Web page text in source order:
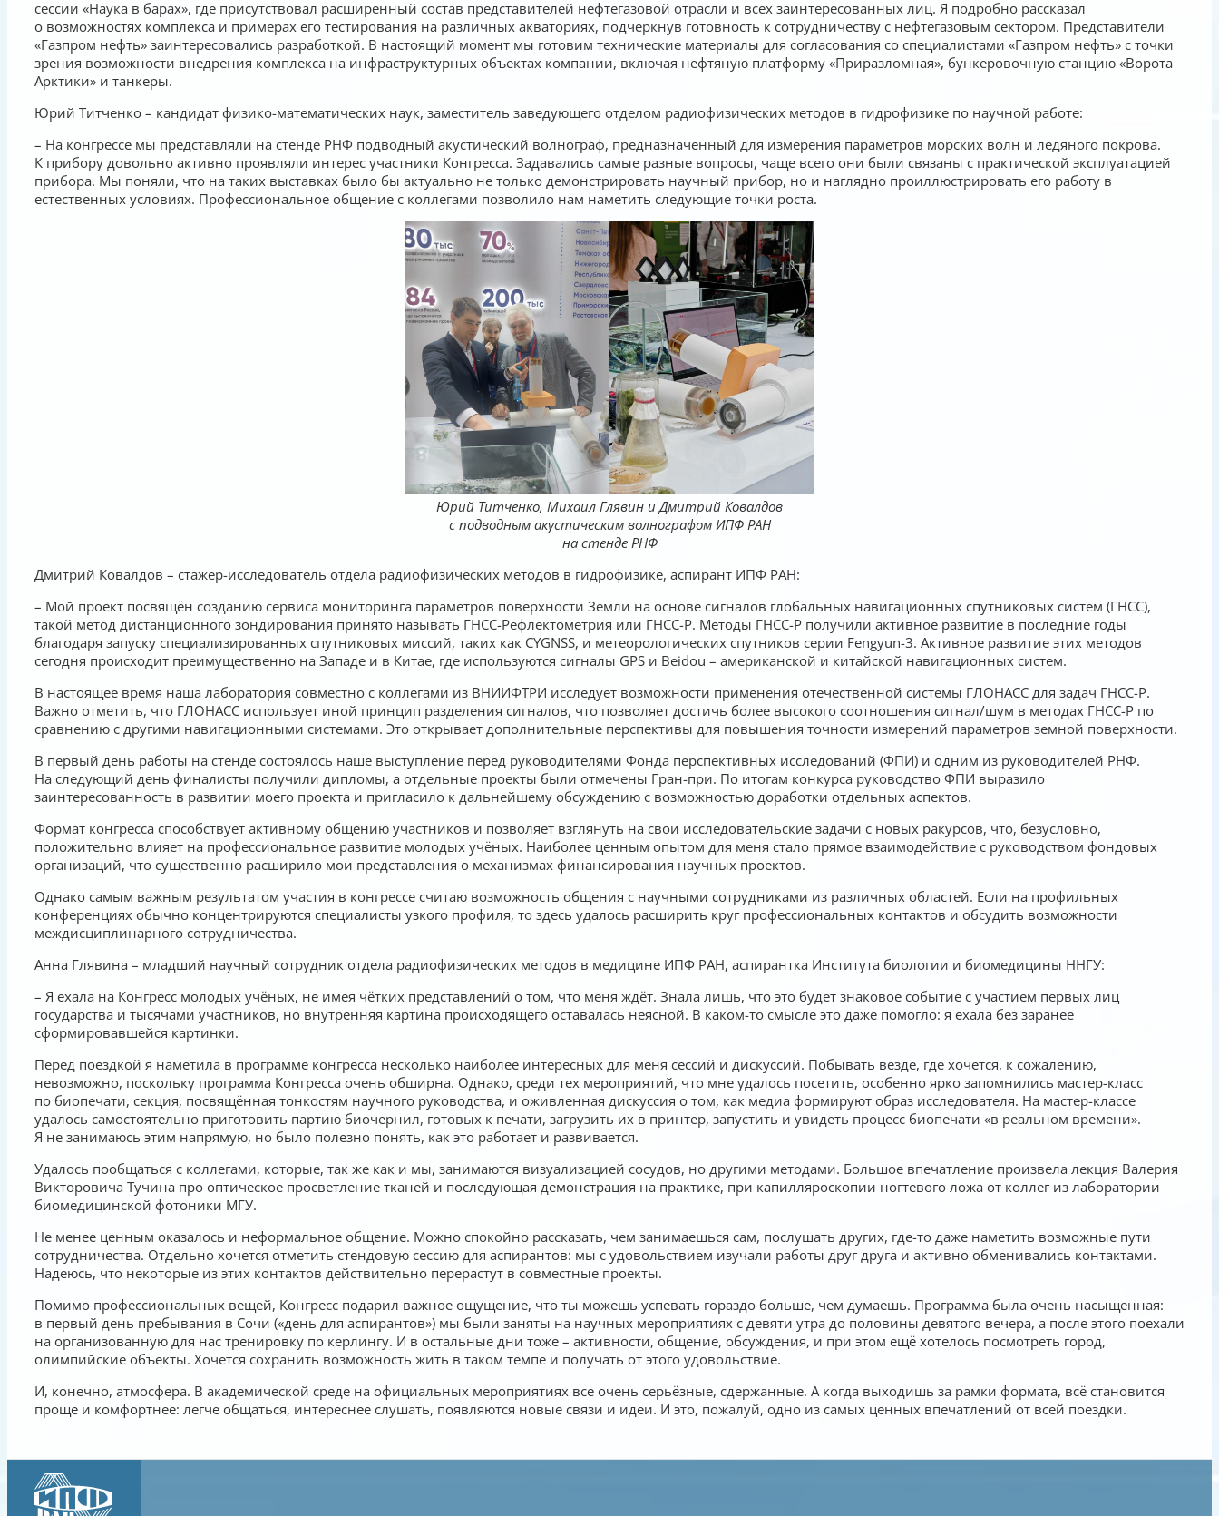
сессии «Наука в барах», где присутствовал расширенный состав представителей нефтегазовой отрасли и всех заинтересованных лиц. Я подробно рассказал
о возможностях комплекса и примерах его тестирования на различных акваториях, подчеркнув готовность к сотрудничеству с нефтегазовым сектором. Представители
«Газпром нефть» заинтересовались разработкой. В настоящий момент мы готовим технические материалы для согласования со специалистами «Газпром нефть» с точки
зрения возможности внедрения комплекса на инфраструктурных объектах компании, включая нефтяную платформу «Приразломная», бункеровочную станцию «Ворота
Арктики» и танкеры.
Юрий Титченко – кандидат физико-математических наук, заместитель заведующего отделом радиофизических методов в гидрофизике по научной работе:
– На конгрессе мы представляли на стенде РНФ подводный акустический волнограф, предназначенный для измерения параметров морских волн и ледяного покрова.
К прибору довольно активно проявляли интерес участники Конгресса. Задавались самые разные вопросы, чаще всего они были связаны с практической эксплуатацией
прибора. Мы поняли, что на таких выставках было бы актуально не только демонстрировать научный прибор, но и наглядно проиллюстрировать его работу в
естественных условиях. Профессиональное общение с коллегами позволило нам наметить следующие точки роста.
Юрий Титченко, Михаил Глявин и Дмитрий Ковалдов
с подводным акустическим волнографом ИПФ РАН
на стенде РНФ
Дмитрий Ковалдов – стажер-исследователь отдела радиофизических методов в гидрофизике, аспирант ИПФ РАН:
– Мой проект посвящён созданию сервиса мониторинга параметров поверхности Земли на основе сигналов глобальных навигационных спутниковых систем (ГНСС),
такой метод дистанционного зондирования принято называть ГНСС-Рефлектометрия или ГНСС-Р. Методы ГНСС-Р получили активное развитие в последние годы
благодаря запуску специализированных спутниковых миссий, таких как CYGNSS, и метеорологических спутников серии Fengyun-3. Активное развитие этих методов
сегодня происходит преимущественно на Западе и в Китае, где используются сигналы GPS и Beidou – американской и китайской навигационных систем.
В настоящее время наша лаборатория совместно с коллегами из ВНИИФТРИ исследует возможности применения отечественной системы ГЛОНАСС для задач ГНСС-Р.
Важно отметить, что ГЛОНАСС использует иной принцип разделения сигналов, что позволяет достичь более высокого соотношения сигнал/шум в методах ГНСС-Р по
сравнению с другими навигационными системами. Это открывает дополнительные перспективы для повышения точности измерений параметров земной поверхности.
В первый день работы на стенде состоялось наше выступление перед руководителями Фонда перспективных исследований (ФПИ) и одним из руководителей РНФ.
На следующий день финалисты получили дипломы, а отдельные проекты были отмечены Гран-при. По итогам конкурса руководство ФПИ выразило
заинтересованность в развитии моего проекта и пригласило к дальнейшему обсуждению с возможностью доработки отдельных аспектов.
Формат конгресса способствует активному общению участников и позволяет взглянуть на свои исследовательские задачи с новых ракурсов, что, безусловно,
положительно влияет на профессиональное развитие молодых учёных. Наиболее ценным опытом для меня стало прямое взаимодействие с руководством фондовых
организаций, что существенно расширило мои представления о механизмах финансирования научных проектов.
Однако самым важным результатом участия в конгрессе считаю возможность общения с научными сотрудниками из различных областей. Если на профильных
конференциях обычно концентрируются специалисты узкого профиля, то здесь удалось расширить круг профессиональных контактов и обсудить возможности
междисциплинарного сотрудничества.
Анна Глявина – младший научный сотрудник отдела радиофизических методов в медицине ИПФ РАН, аспирантка Института биологии и биомедицины ННГУ:
– Я ехала на Конгресс молодых учёных, не имея чётких представлений о том, что меня ждёт. Знала лишь, что это будет знаковое событие с участием первых лиц
государства и тысячами участников, но внутренняя картина происходящего оставалась неясной. В каком-то смысле это даже помогло: я ехала без заранее
сформировавшейся картинки.
Перед поездкой я наметила в программе конгресса несколько наиболее интересных для меня сессий и дискуссий. Побывать везде, где хочется, к сожалению,
невозможно, поскольку программа Конгресса очень обширна. Однако, среди тех мероприятий, что мне удалось посетить, особенно ярко запомнились мастер-класс
по биопечати, секция, посвящённая тонкостям научного руководства, и оживленная дискуссия о том, как медиа формируют образ исследователя. На мастер-классе
удалось самостоятельно приготовить партию биочернил, готовых к печати, загрузить их в принтер, запустить и увидеть процесс биопечати «в реальном времени».
Я не занимаюсь этим напрямую, но было полезно понять, как это работает и развивается.
Удалось пообщаться с коллегами, которые, так же как и мы, занимаются визуализацией сосудов, но другими методами. Большое впечатление произвела лекция Валерия
Викторовича Тучина про оптическое просветление тканей и последующая демонстрация на практике, при капилляроскопии ногтевого ложа от коллег из лаборатории
биомедицинской фотоники МГУ.
Не менее ценным оказалось и неформальное общение. Можно спокойно рассказать, чем занимаешься сам, послушать других, где-то даже наметить возможные пути
сотрудничества. Отдельно хочется отметить стендовую сессию для аспирантов: мы с удовольствием изучали работы друг друга и активно обменивались контактами.
Надеюсь, что некоторые из этих контактов действительно перерастут в совместные проекты.
Помимо профессиональных вещей, Конгресс подарил важное ощущение, что ты можешь успевать гораздо больше, чем думаешь. Программа была очень насыщенная:
в первый день пребывания в Сочи («день для аспирантов») мы были заняты на научных мероприятиях с девяти утра до половины девятого вечера, а после этого поехали
на организованную для нас тренировку по керлингу. И в остальные дни тоже – активности, общение, обсуждения, и при этом ещё хотелось посмотреть город,
олимпийские объекты. Хочется сохранить возможность жить в таком темпе и получать от этого удовольствие.
И, конечно, атмосфера. В академической среде на официальных мероприятиях все очень серьёзные, сдержанные. А когда выходишь за рамки формата, всё становится
проще и комфортнее: легче общаться, интереснее слушать, появляются новые связи и идеи. И это, пожалуй, одно из самых ценных впечатлений от всей поездки.